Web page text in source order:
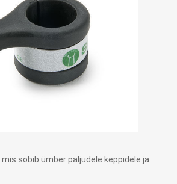
mis sobib ümber paljudele keppidele ja